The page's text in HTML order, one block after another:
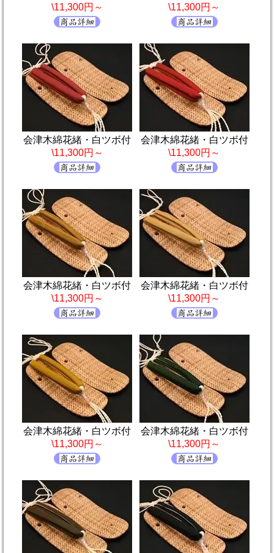
\11,300円～
\11,300円～
会津木綿花緒・白ツボ付
\11,300円～
会津木綿花緒・白ツボ付
\11,300円～
会津木綿花緒・白ツボ付
\11,300円～
会津木綿花緒・白ツボ付
\11,300円～
会津木綿花緒・白ツボ付
\11,300円～
会津木綿花緒・白ツボ付
\11,300円～